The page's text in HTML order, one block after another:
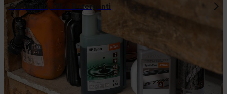
Carburanti, Oli e Detergenti